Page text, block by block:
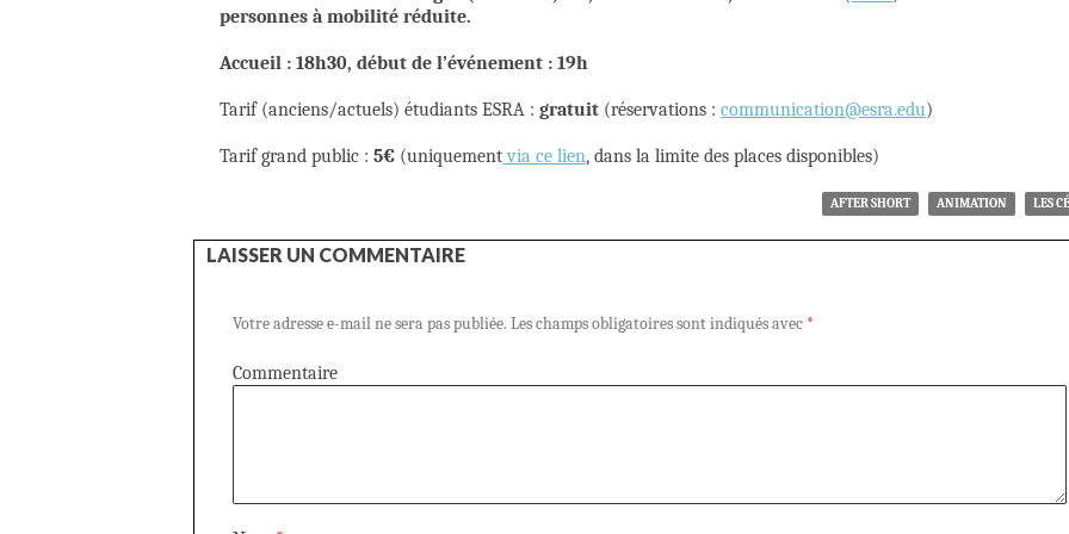
personnes à mobilité réduite.
Accueil : 18h30, début de l’événement : 19h
Tarif (anciens/actuels) étudiants ESRA : gratuit (réservations : communication@esra.edu)
Tarif grand public : 5€ (uniquementvia ce lien, dans la limite des places disponibles)
AFTER SHORT ANIMATION LES
LAISSER UN COMMENTAIRE
Votre adresse e-mail ne sera pas publiée. Les champs obligatoires sont indiqués avec *
Commentaire